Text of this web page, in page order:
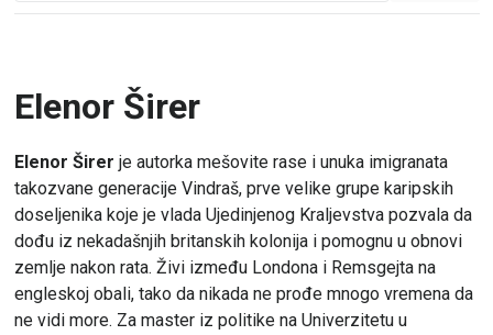
Elenor Širer
Elenor Širer je autorka mešovite rase i unuka imigranata
takozvane generacije Vindraš, prve velike grupe karipskih
doseljenika koje je vlada Ujedinjenog Kraljevstva pozvala da
dođu iz nekadašnjih britanskih kolonija i pomognu u obnovi
zemlje nakon rata. Živi između Londona i Remsgejta na
engleskoj obali, tako da nikada ne prođe mnogo vremena da
ne vidi more. Za master iz politike na Univerzitetu u